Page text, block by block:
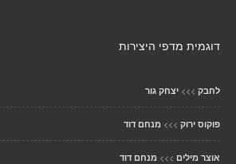
דוגמית מדפי היצירות
לחבק >>> יצחק גור
פוקוס ירוק >>> מנחם דוד
אוצר מילים >>> מנחם דוד